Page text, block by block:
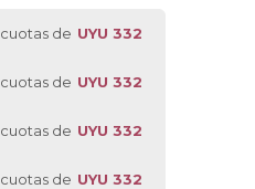
cuotas de UYU 332
cuotas de UYU 332
cuotas de UYU 332
cuotas de UYU 332